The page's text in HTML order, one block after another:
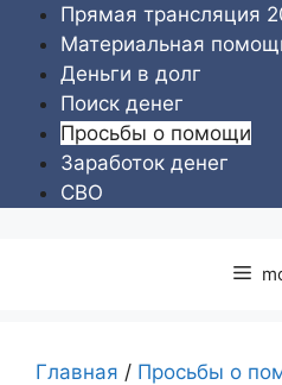
Перейти
содержимому
Прямая трансляция
Материальная
Деньги в долг
Поиск денег
Просьбы о помощи
Заработок денег
СВО
Главная / Просьбы о